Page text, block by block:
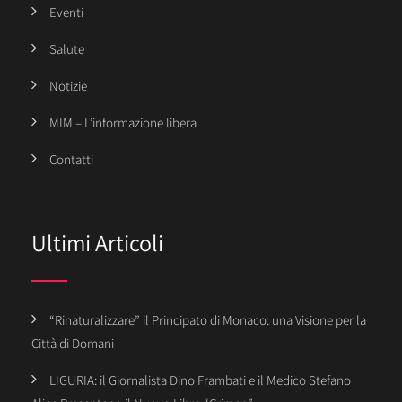
Eventi
Salute
Notizie
MIM – L’informazione libera
Contatti
Ultimi Articoli
“Rinaturalizzare” il Principato di Monaco: una Visione per la
Città di Domani
LIGURIA: il Giornalista Dino Frambati e il Medico Stefano